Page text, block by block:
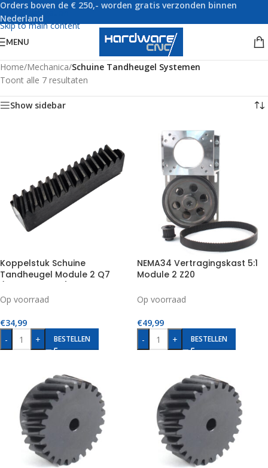
Skip to navigation
Skip to main content
Orders boven de € 250,- worden gratis verzonden binnen
Nederland
MENU
Home/Mechanica/Schuine Tandheugel Systemen
Toont alle 7 resultaten
Show sidebar
Koppelstuk Schuine
Tandheugel Module 2 Q7
Op voorraad
€34,99
-
+ BESTELLEN
NEMA34 Vertragingskast 5:1
Module 2 Z20
Op voorraad
€49,99
-
+ BESTELLEN